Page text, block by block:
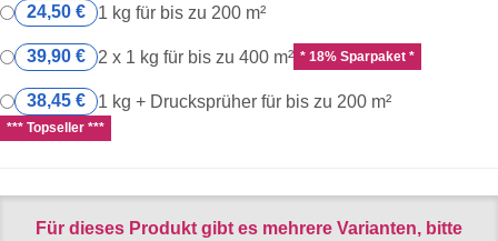
24,50 € 1 kg für bis zu 200 m²
39,90 € 2 x 1 kg für bis zu 400 m² * 18% Sparpaket *
38,45 € 1 kg + Drucksprüher für bis zu 200 m²
*** Topseller ***
Für dieses Produkt gibt es mehrere Varianten, bitte